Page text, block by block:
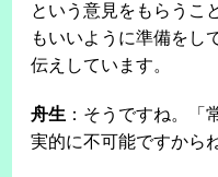
という意見をもらうこ
もいいように準備をし
伝えしています。
舟生 ：そうですね。「
実的に不可能ですから